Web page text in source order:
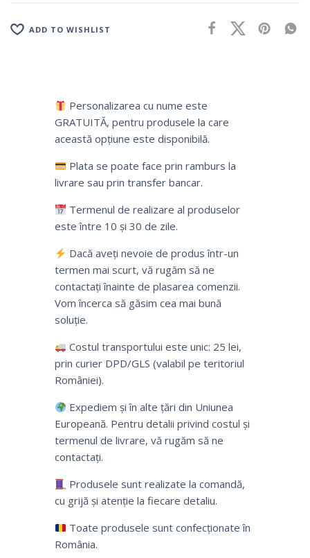
ADD TO WISHLIST
Personalizarea cu nume este
GRATUITĂ, pentru produsele la care
această opțiune este disponibilă.
Plata se poate face prin ramburs la
livrare sau prin transfer bancar.
Termenul de realizare al produselor
este între 10 și 30 de zile.
Dacă aveți nevoie de produs într-un
termen mai scurt, vă rugăm să ne
contactați înainte de plasarea comenzii.
Vom încerca să găsim cea mai bună
soluție.
Costul transportului este unic: 25 lei,
prin curier DPD/GLS (valabil pe teritoriul
României).
Expediem și în alte țări din Uniunea
Europeană. Pentru detalii privind costul și
termenul de livrare, vă rugăm să ne
contactați.
Produsele sunt realizate la comandă,
cu grijă și atenție la fiecare detaliu.
Toate produsele sunt confecționate în
România.